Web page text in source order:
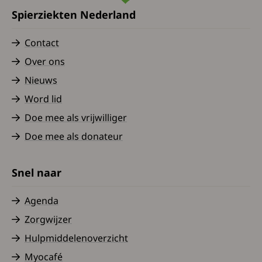
Spierziekten Nederland
Contact
Over ons
Nieuws
Word lid
Doe mee als vrijwilliger
Doe mee als donateur
Snel naar
Agenda
Zorgwijzer
Hulpmiddelenoverzicht
Myocafé